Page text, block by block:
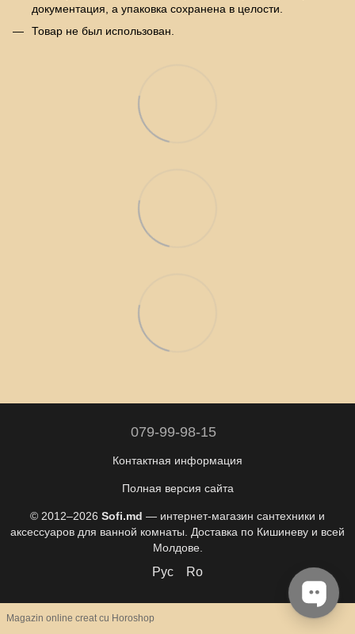
документация, а упаковка сохранена в целости.
Товар не был использован.
079-99-98-15
Контактная информация
Полная версия сайта
© 2012–2026 Sofi.md — интернет-магазин сантехники и
аксессуаров для ванной комнаты. Доставка по Кишиневу и всей
Молдове.
Рус Ro
Magazin online creat cu Horoshop